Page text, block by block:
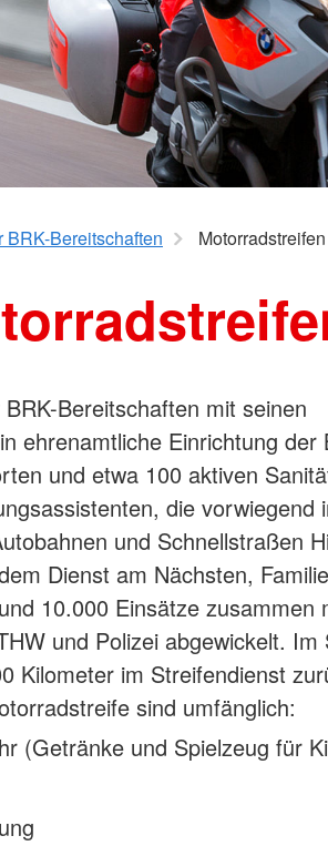
psychisch
Geflüchtete
Weitere
Suchdienst
Suchdienst
BRK-Bereitschaften Motorradstreifen
Bereitschaften mit seinen
ehrenamtliche Einrichtung der
und etwa 100 aktiven
die vorwiegend
und Schnellstraßen
Dienst am Nächsten,
10.000 Einsätze zusammen
und Polizei abgewickelt. Im
Kilometer im Streifendienst
sind umfänglich:
(Getränke und Spielzeug für